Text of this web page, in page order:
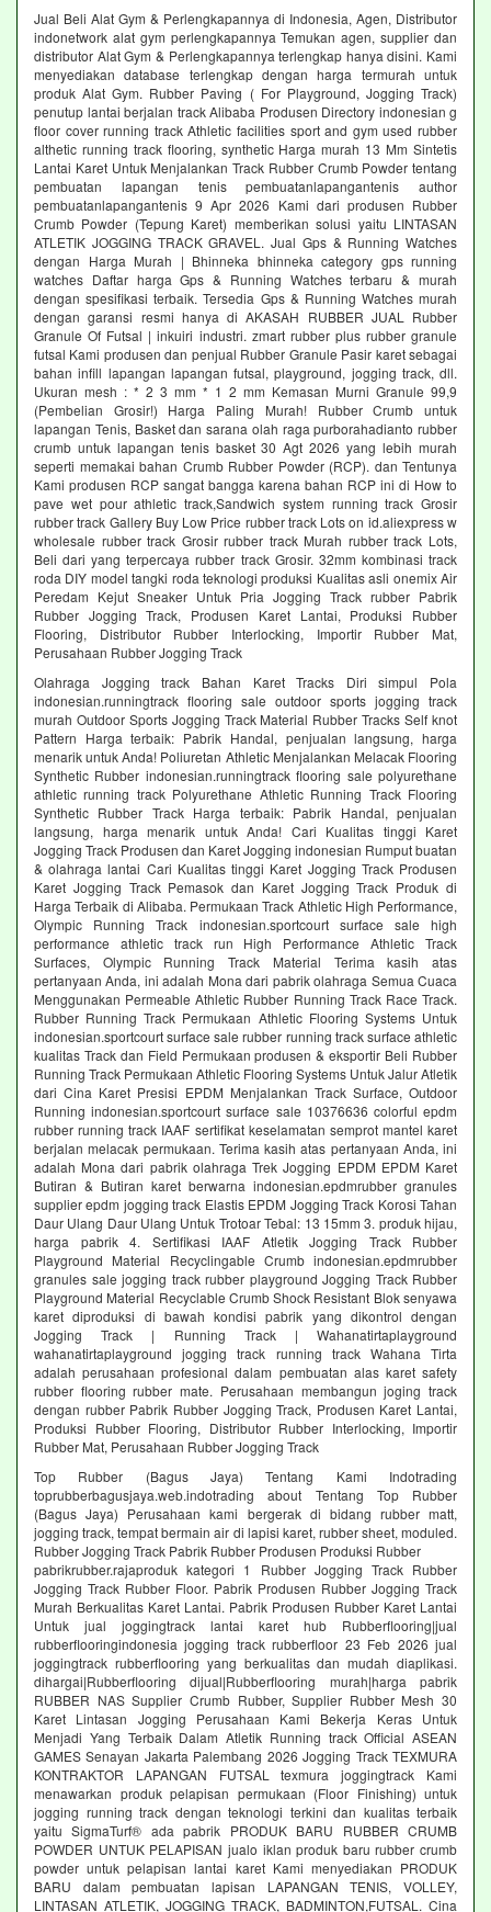
Jual Beli Alat Gym & Perlengkapannya di Indonesia, Agen, Distributor
indonetwork alat gym perlengkapannya Temukan agen, supplier dan
distributor Alat Gym & Perlengkapannya terlengkap hanya disini. Kami
menyediakan database terlengkap dengan harga termurah untuk
produk Alat Gym. Rubber Paving ( For Playground, Jogging Track)
penutup lantai berjalan track Alibaba Produsen Directory indonesian g
floor cover running track Athletic facilities sport and gym used rubber
althetic running track flooring, synthetic Harga murah 13 Mm Sintetis
Lantai Karet Untuk Menjalankan Track Rubber Crumb Powder tentang
pembuatan lapangan tenis pembuatanlapangantenis author
pembuatanlapangantenis 9 Apr 2026 Kami dari produsen Rubber
Crumb Powder (Tepung Karet) memberikan solusi yaitu LINTASAN
ATLETIK JOGGING TRACK GRAVEL. Jual Gps & Running Watches
dengan Harga Murah | Bhinneka bhinneka category gps running
watches Daftar harga Gps & Running Watches terbaru & murah
dengan spesifikasi terbaik. Tersedia Gps & Running Watches murah
dengan garansi resmi hanya di AKASAH RUBBER JUAL Rubber
Granule Of Futsal | inkuiri industri. zmart rubber plus rubber granule
futsal Kami produsen dan penjual Rubber Granule Pasir karet sebagai
bahan infill lapangan lapangan futsal, playground, jogging track, dll.
Ukuran mesh : * 2 3 mm * 1 2 mm Kemasan Murni Granule 99,9
(Pembelian Grosir!) Harga Paling Murah! Rubber Crumb untuk
lapangan Tenis, Basket dan sarana olah raga purborahadianto rubber
crumb untuk lapangan tenis basket 30 Agt 2026 yang lebih murah
seperti memakai bahan Crumb Rubber Powder (RCP). dan Tentunya
Kami produsen RCP sangat bangga karena bahan RCP ini di How to
pave wet pour athletic track,Sandwich system running track Grosir
rubber track Gallery Buy Low Price rubber track Lots on id.aliexpress w
wholesale rubber track Grosir rubber track Murah rubber track Lots,
Beli dari yang terpercaya rubber track Grosir. 32mm kombinasi track
roda DIY model tangki roda teknologi produksi Kualitas asli onemix Air
Peredam Kejut Sneaker Untuk Pria Jogging Track rubber Pabrik
Rubber Jogging Track, Produsen Karet Lantai, Produksi Rubber
Flooring, Distributor Rubber Interlocking, Importir Rubber Mat,
Perusahaan Rubber Jogging Track
Olahraga Jogging track Bahan Karet Tracks Diri simpul Pola
indonesian.runningtrack flooring sale outdoor sports jogging track
murah Outdoor Sports Jogging Track Material Rubber Tracks Self knot
Pattern Harga terbaik: Pabrik Handal, penjualan langsung, harga
menarik untuk Anda! Poliuretan Athletic Menjalankan Melacak Flooring
Synthetic Rubber indonesian.runningtrack flooring sale polyurethane
athletic running track Polyurethane Athletic Running Track Flooring
Synthetic Rubber Track Harga terbaik: Pabrik Handal, penjualan
langsung, harga menarik untuk Anda! Cari Kualitas tinggi Karet
Jogging Track Produsen dan Karet Jogging indonesian Rumput buatan
& olahraga lantai Cari Kualitas tinggi Karet Jogging Track Produsen
Karet Jogging Track Pemasok dan Karet Jogging Track Produk di
Harga Terbaik di Alibaba. Permukaan Track Athletic High Performance,
Olympic Running Track indonesian.sportcourt surface sale high
performance athletic track run High Performance Athletic Track
Surfaces, Olympic Running Track Material Terima kasih atas
pertanyaan Anda, ini adalah Mona dari pabrik olahraga Semua Cuaca
Menggunakan Permeable Athletic Rubber Running Track Race Track.
Rubber Running Track Permukaan Athletic Flooring Systems Untuk
indonesian.sportcourt surface sale rubber running track surface athletic
kualitas Track dan Field Permukaan produsen & eksportir Beli Rubber
Running Track Permukaan Athletic Flooring Systems Untuk Jalur Atletik
dari Cina Karet Presisi EPDM Menjalankan Track Surface, Outdoor
Running indonesian.sportcourt surface sale 10376636 colorful epdm
rubber running track IAAF sertifikat keselamatan semprot mantel karet
berjalan melacak permukaan. Terima kasih atas pertanyaan Anda, ini
adalah Mona dari pabrik olahraga Trek Jogging EPDM EPDM Karet
Butiran & Butiran karet berwarna indonesian.epdmrubber granules
supplier epdm jogging track Elastis EPDM Jogging Track Korosi Tahan
Daur Ulang Daur Ulang Untuk Trotoar Tebal: 13 15mm 3. produk hijau,
harga pabrik 4. Sertifikasi IAAF Atletik Jogging Track Rubber
Playground Material Recyclingable Crumb indonesian.epdmrubber
granules sale jogging track rubber playground Jogging Track Rubber
Playground Material Recyclable Crumb Shock Resistant Blok senyawa
karet diproduksi di bawah kondisi pabrik yang dikontrol dengan
Jogging Track | Running Track | Wahanatirtaplayground
wahanatirtaplayground jogging track running track Wahana Tirta
adalah perusahaan profesional dalam pembuatan alas karet safety
rubber flooring rubber mate. Perusahaan membangun joging track
dengan rubber Pabrik Rubber Jogging Track, Produsen Karet Lantai,
Produksi Rubber Flooring, Distributor Rubber Interlocking, Importir
Rubber Mat, Perusahaan Rubber Jogging Track
Top Rubber (Bagus Jaya) Tentang Kami Indotrading
toprubberbagusjaya.web.indotrading about Tentang Top Rubber
(Bagus Jaya) Perusahaan kami bergerak di bidang rubber matt,
jogging track, tempat bermain air di lapisi karet, rubber sheet, moduled.
Rubber Jogging Track Pabrik Rubber Produsen Produksi Rubber
pabrikrubber.rajaproduk kategori 1 Rubber Jogging Track Rubber
Jogging Track Rubber Floor. Pabrik Produsen Rubber Jogging Track
Murah Berkualitas Karet Lantai. Pabrik Produsen Rubber Karet Lantai
Untuk jual joggingtrack lantai karet hub Rubberflooring|jual
rubberflooringindonesia jogging track rubberfloor 23 Feb 2026 jual
joggingtrack rubberflooring yang berkualitas dan mudah diaplikasi.
dihargai|Rubberflooring dijual|Rubberflooring murah|harga pabrik
RUBBER NAS Supplier Crumb Rubber, Supplier Rubber Mesh 30
Karet Lintasan Jogging Perusahaan Kami Bekerja Keras Untuk
Menjadi Yang Terbaik Dalam Atletik Running track Official ASEAN
GAMES Senayan Jakarta Palembang 2026 Jogging Track TEXMURA
KONTRAKTOR LAPANGAN FUTSAL texmura joggingtrack Kami
menawarkan produk pelapisan permukaan (Floor Finishing) untuk
jogging running track dengan teknologi terkini dan kualitas terbaik
yaitu SigmaTurf® ada pabrik PRODUK BARU RUBBER CRUMB
POWDER UNTUK PELAPISAN jualo iklan produk baru rubber crumb
powder untuk pelapisan lantai karet Kami menyediakan PRODUK
BARU dalam pembuatan lapisan LAPANGAN TENIS, VOLLEY,
LINTASAN ATLETIK, JOGGING TRACK, BADMINTON,FUTSAL. Cina